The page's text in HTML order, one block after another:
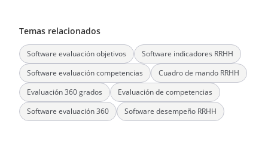
Temas relacionados
Software evaluación objetivos
Software indicadores RRHH
Software evaluación competencias
Cuadro de mando RRHH
Evaluación 360 grados
Evaluación de competencias
Software evaluación 360
Software desempeño RRHH